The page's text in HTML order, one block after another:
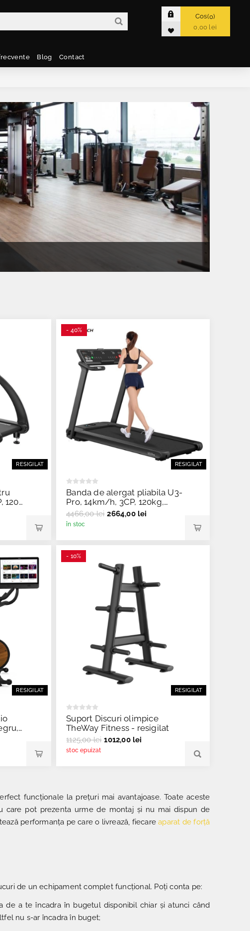
Cos 0
0,00 lei
Blog Contact
RESIGILAT
120
RESIGILAT
- 40%
Banda de alergat pliabila U3-
Pro, 14km/h, 3CP, 120kg,
Merach - Resigilat
4466,00 lei 2664,00 lei
în stoc
RESIGILAT RESIGILAT
- 10%
Suport Discuri olimpice
TheWay Fitness - resigilat
1125,00 lei 1012,00 lei
stoc epuizat
funcționale la prețuri mai avantajoase. Toate aceste
pot prezenta urme de montaj și nu mai dispun de
performanța pe care o livrează, fiecareaparat de forță
de un echipament complet funcțional. Poți conta pe:
de a te încadra în bugetul disponibil chiar și atunci când
nu s-ar încadra în buget;